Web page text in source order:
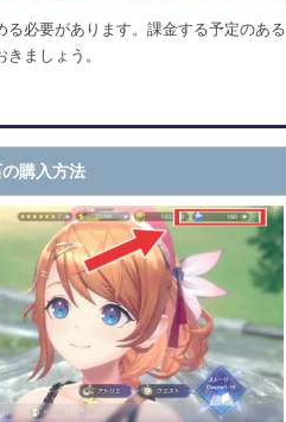
必要があります。課金する予定のある
ましょう。
購入方法